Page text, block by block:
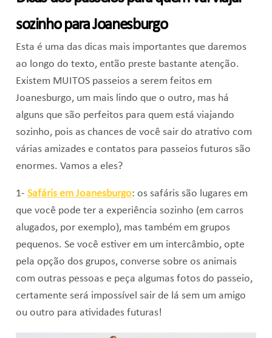
sozinho para Joanesburgo
Esta é uma das dicas mais importantes que daremos
ao longo do texto, então preste bastante atenção.
Existem MUITOS passeios a serem feitos em
Joanesburgo, um mais lindo que o outro, mas há
alguns que são perfeitos para quem está viajando
sozinho, pois as chances de você sair do atrativo com
várias amizades e contatos para passeios futuros são
enormes. Vamos a eles?
1- Safáris em Joanesburgo: os safáris são lugares em
que você pode ter a experiência sozinho (em carros
alugados, por exemplo), mas também em grupos
pequenos. Se você estiver em um intercâmbio, opte
pela opção dos grupos, converse sobre os animais
com outras pessoas e peça algumas fotos do passeio,
certamente será impossível sair de lá sem um amigo
ou outro para atividades futuras!